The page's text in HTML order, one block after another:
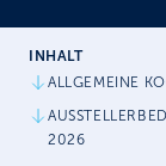
INHALT
ALLGEMEINE
2026